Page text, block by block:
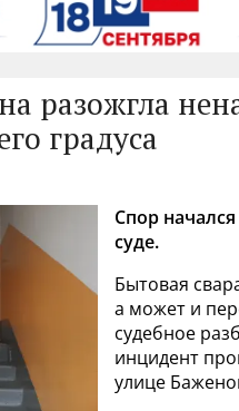
разожгла
градуса
Спор
суде.
Бытовая
а может и
судебное
инцидент
улице